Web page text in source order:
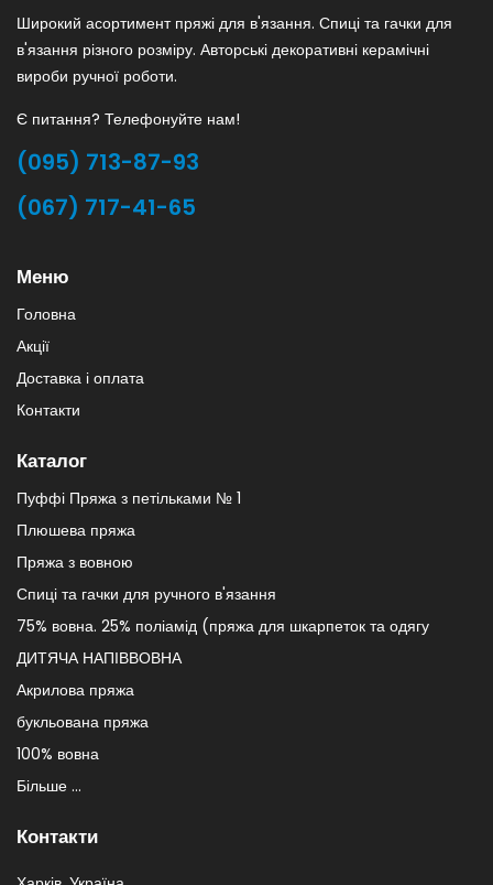
Широкий асортимент пряжі для в'язання. Спиці та гачки для
в'язання різного розміру. Авторські декоративні керамічні
вироби ручної роботи.
Є питання? Телефонуйте нам!
(095) 713-87-93
(067) 717-41-65
Меню
Головна
Акції
Доставка і оплата
Контакти
Каталог
Пуффі Пряжа з петільками № 1
Плюшева пряжа
Пряжа з вовною
Спиці та гачки для ручного в'язання
75% вовна. 25% поліамід (пряжа для шкарпеток та одягу
ДИТЯЧА НАПІВВОВНА
Акрилова пряжа
букльована пряжа
100% вовна
Більше ...
Контакти